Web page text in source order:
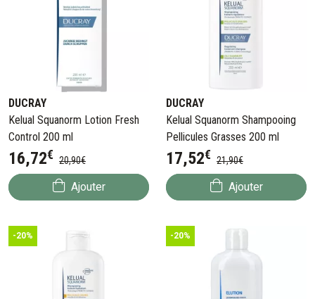
DUCRAY
Kelual Squanorm Lotion Fresh
Control 200 ml
16,72€ 20,90€
Ajouter
DUCRAY
Kelual Squanorm Shampooing
Pellicules Grasses 200 ml
17,52€ 21,90€
Ajouter
-20% -20%